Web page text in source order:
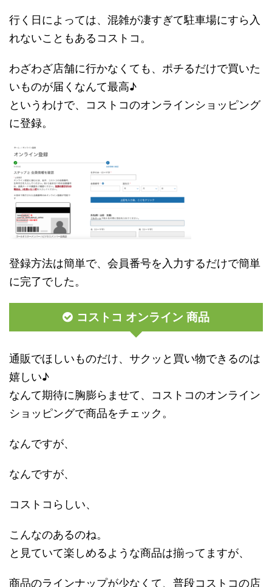
行く日によっては、混雑が凄すぎて駐車場にすら入
れないこともあるコストコ。
わざわざ店舗に行かなくても、ポチるだけで買いた
いものが届くなんて最高♪
というわけで、コストコのオンラインショッピング
に登録。
登録方法は簡単で、会員番号を入力するだけで簡単
に完了でした。
コストコ オンライン 商品
通販でほしいものだけ、サクッと買い物できるのは
嬉しい♪
なんて期待に胸膨らませて、コストコのオンライン
ショッピングで商品をチェック。
なんですが、
なんですが、
コストコらしい、
こんなのあるのね。
と見ていて楽しめるような商品は揃ってますが、
商品のラインナップが少なくて、普段コストコの店